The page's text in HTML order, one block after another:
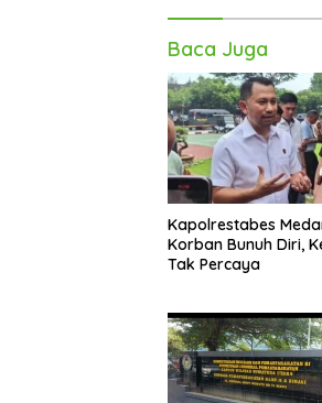
Baca Juga
Kapolrestabes
Korban Bunuh Diri,
Tak Percaya